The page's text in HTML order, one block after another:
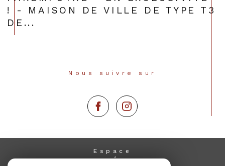
! - MAISON DE VILLE DE TYPE T3
DE...
Nous suivre sur
Espace
PROPRIÉTAIRE